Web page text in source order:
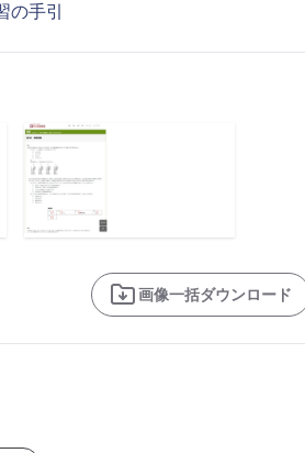
手引
画像一括ダウンロード